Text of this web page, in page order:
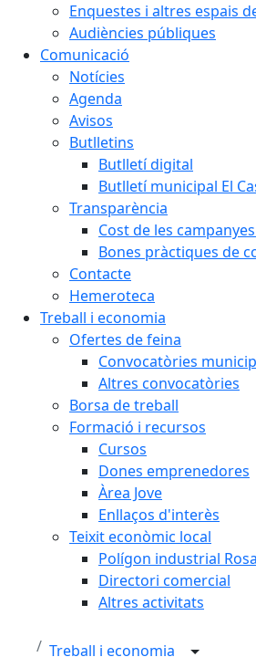
Enquestes i altres espais
Audiències públiques
Comunicació
Notícies
Agenda
Avisos
Butlletins
Butlletí digital
Butlletí municipal El
Transparència
Cost de les
Bones pràctiques de
Contacte
Hemeroteca
Treball i economia
Ofertes de feina
Convocatòries
Altres convocatòries
Borsa de treball
Formació i recursos
Cursos
Dones emprenedores
Àrea Jove
Enllaços d'interès
Teixit econòmic local
Polígon industrial
Directori comercial
Altres activitats
Treball i economia